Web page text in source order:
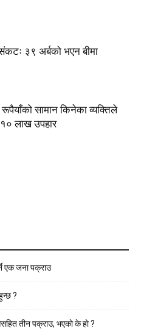
३९ अर्बको भएन बीमा
सामान किनेका व्यक्तिले
लाख उपहार
एक जना पक्राउ
?
तीन पक्राउ, भएकाे के हाे ?